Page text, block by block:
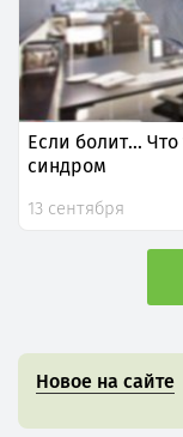
Если болит...
синдром
13 сентября
Новое на сайте